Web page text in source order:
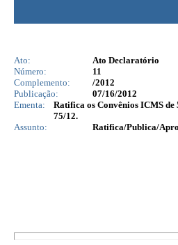
Ato:
Ato Declaratório
Número:
11
Complemento:
/2012
Publicação:
07/16/2012
Ementa:
Ratifica os Convênios ICMS de
75/12.
Assunto:
Ratifica/Publica/